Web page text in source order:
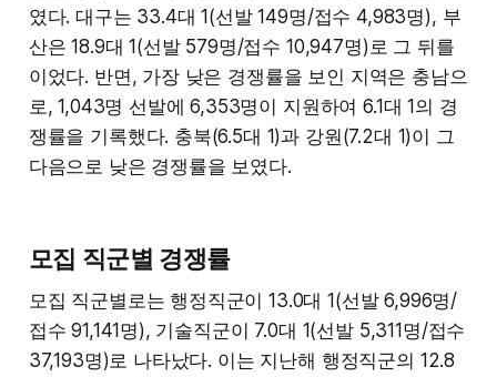
였다. 대구는 33.4대 1(선발 149명/접수 4,983명), 부
산은 18.9대 1(선발 579명/접수 10,947명)로 그 뒤를
이었다. 반면, 가장 낮은 경쟁률을 보인 지역은 충남으
로, 1,043명 선발에 6,353명이 지원하여 6.1대 1의 경
쟁률을 기록했다. 충북(6.5대 1)과 강원(7.2대 1)이 그
다음으로 낮은 경쟁률을 보였다.
모집 직군별 경쟁률
모집 직군별로는 행정직군이 13.0대 1(선발 6,996명/
접수 91,141명), 기술직군이 7.0대 1(선발 5,311명/접수
37,193명)로 나타났다. 이는 지난해 행정직군의 12.8